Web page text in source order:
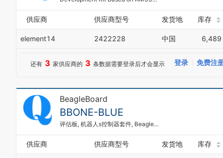
供应商 供应商型号 发货地 库存
element14 2422228 中国 6,489
还有 3 家供应商的 3 条数据需要登录后才会显示 登录 免费注
BeagleBoard
BBONE-BLUE
评估板, 机器人s控制器套件, BeagleBone 蓝色, Linux, 支持通讯
供应商 供应商型号 发货地 库存